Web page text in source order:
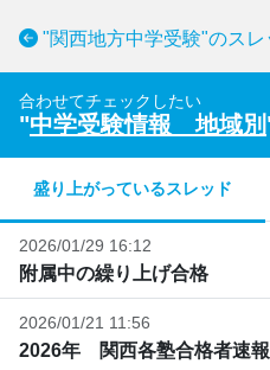
"関西地方中学受験"のスレ
合わせてチェックしたい
"中学受験情報 地域別
盛り上がっているスレッド
2026/01/29 16:12
附属中の繰り上げ合格
2026/01/21 11:56
2026年 関西各塾合格者速報